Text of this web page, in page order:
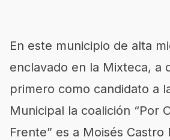
En este municipio de alta
enclavado en la Mixteca, a
primero como candidato a
Municipal la coalición “Por
Frente” es a Moisés Castro